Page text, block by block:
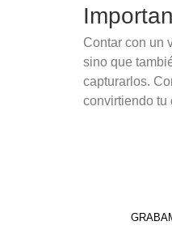
Contar con un
sino que
capturarlos.
convirtiendo tu